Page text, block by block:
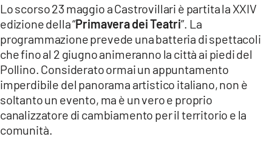
COSENZACHANNEL.IT
ILVIBONESE.IT
CATANZAROCHANNEL.IT
LACAPITALENEWS.IT
App
ANDROID
Lo scorso 23 maggio a Castrovillari è partita la XXIV
edizione della “Primavera dei Teatri”. La
programmazione prevede una batteria di spettacoli
che fino al 2 giugno animeranno la città ai piedi del
Pollino. Considerato ormai un appuntamento
imperdibile del panorama artistico italiano, non è
soltanto un evento, ma è un vero e proprio
canalizzatore di cambiamento per il territorio e la
comunità.